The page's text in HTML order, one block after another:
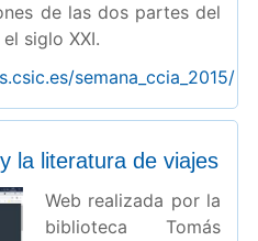
de las dos partes del
siglo XXI.
semana_ccia_2015/
la literatura de viajes
Web realizada por la
biblioteca Tomás